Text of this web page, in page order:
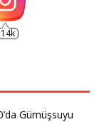
Gümüşsuyu